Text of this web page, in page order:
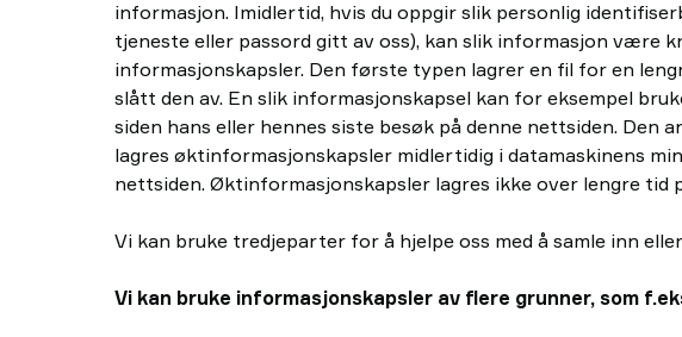
informasjon. Imidlertid, hvis du oppgir slik personlig
tjeneste eller passord gitt av oss), kan slik informasjon være
informasjonskapsler. Den første typen lagrer en fil for en
slått den av. En slik informasjonskapsel kan for eksempel
siden hans eller hennes siste besøk på denne nettsiden. Den
lagres øktinformasjonskapsler midlertidig i datamaskinens
nettsiden. Øktinformasjonskapsler lagres ikke over lengre tid
Vi kan bruke tredjeparter for å hjelpe oss med å samle inn
Vi kan bruke informasjonskapsler av flere grunner, som